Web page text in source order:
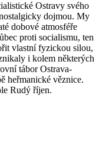
Ostravy svého
dojmou. My
dobové atmosféře
proti socialismu, ten
vlastní fyzickou silou,
i kolem některých
tábor Ostrava-
heřmanické věznice.
Rudý říjen.